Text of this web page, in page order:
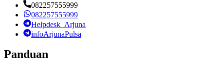
082257555999
082257555999
Helpdesk_Arjuna
infoArjunaPulsa
Panduan